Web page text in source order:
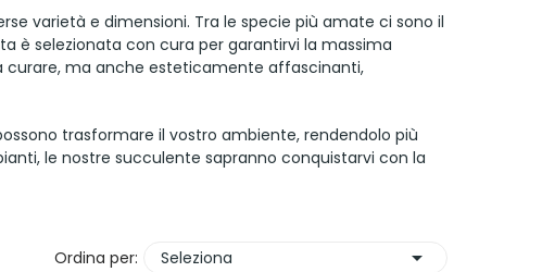
varietà e dimensioni. Tra le specie più amate ci sono il
è selezionata con cura per garantirvi la massima
curare, ma anche esteticamente affascinanti,
trasformare il vostro ambiente, rendendolo più
le nostre succulente sapranno conquistarvi con la
Ordina per: Seleziona 